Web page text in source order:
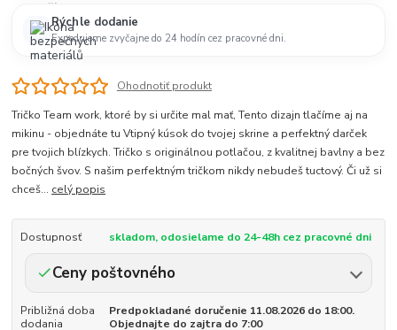
Rýchle dodanie
Expedujeme zvyčajne do 24 hodín cez pracovné dni.
Ohodnotiť produkt
Tričko Team work, ktoré by si určite mal mať, Tento dizajn tlačíme aj na
mikinu - objednáte tu Vtipný kúsok do tvojej skrine a perfektný darček
pre tvojich blízkych. Tričko s originálnou potlačou, z kvalitnej bavlny a bez
bočných švov. S našim perfektným tričkom nikdy nebudeš tuctový. Či už si
chceš... celý popis
Dostupnosť skladom, odosielame do 24-48h cez pracovné dni
Ceny poštovného
Približná doba
dodania
Predpokladané doručenie 11.08.2026 do 18:00.
Objednajte do zajtra do 7:00